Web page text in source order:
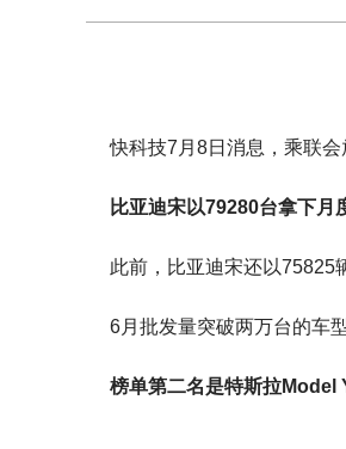
快科技7月8日消息，乘联
比亚迪宋以79280台拿下月
此前，比亚迪宋还以75825
6月批发量突破两万台的车
榜单第二名是特斯拉Model